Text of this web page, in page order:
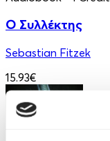
Ο Συλλέκτης
Sebastian Fitzek
15.93€